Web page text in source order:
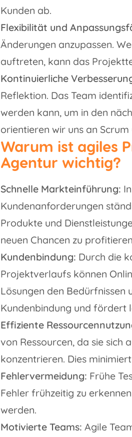
Kunden ab.
Flexibilität und
Änderungen anzupassen.
auftreten, kann das
Kontinuierliche
Reflektion. Das Team
werden kann, um in den
orientieren wir uns an Scrum
Warum ist agiles
Agentur wichtig?
Schnelle Markteinführung:
Kundenanforderungen
Produkte und
neuen Chancen zu
Kundenbindung: Durch die
Projektverlaufs können
Lösungen den Bedürfnissen
Kundenbindung und fördert
Effiziente
von Ressourcen, da sie sich
konzentrieren. Dies
Fehlervermeidung: Frühe
Fehler frühzeitig zu
werden.
Motivierte Teams: Agile